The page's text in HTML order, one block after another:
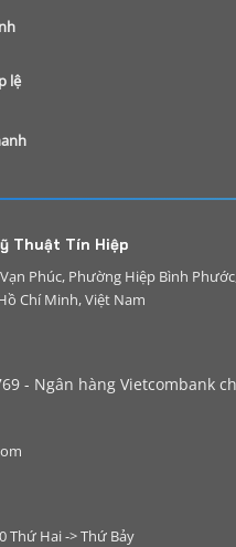
lệ
Thuật Tín Hiệp
Phúc, Phường Hiệp Bình
Chí Minh, Việt Nam
- Ngân hàng Vietcombank
Thứ Hai -> Thứ Bảy